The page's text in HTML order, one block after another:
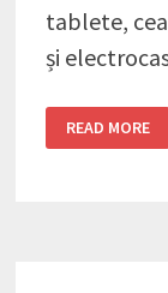
tablete,
și
CELE
MAI
READ MORE